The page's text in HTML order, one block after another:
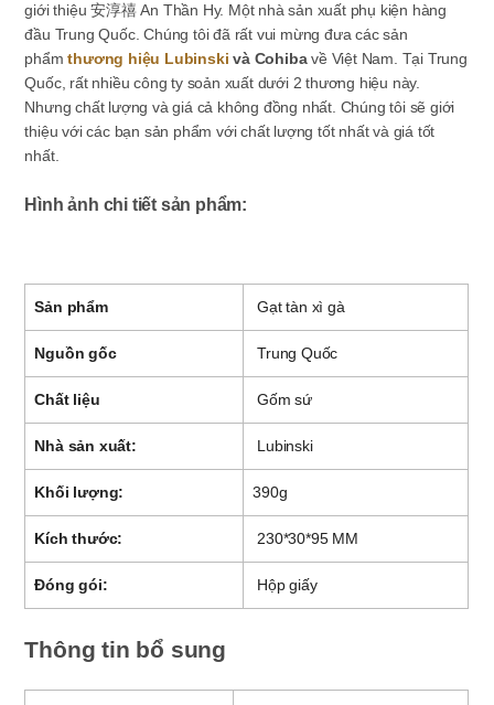
giới thiệu 安淳禧 An Thần Hy. Một nhà sản xuất phụ kiện hàng
đầu Trung Quốc. Chúng tôi đã rất vui mừng đưa các sản
phẩmthương hiệu Lubinski và Cohibavề Việt Nam. Tại Trung
Quốc, rất nhiều công ty soản xuất dưới 2 thương hiệu này.
Nhưng chất lượng và giá cả không đồng nhất. Chúng tôi sẽ giới
thiệu với các bạn sản phẩm với chất lượng tốt nhất và giá tốt
nhất.
Hình ảnh chi tiết sản phẩm:
Sản phẩm Gạt tàn xì gà
Nguồn gốc Trung Quốc
Chất liệu Gốm sứ
Nhà sản xuất: Lubinski
Khối lượng: 390g
Kích thước: 230*30*95 MM
Đóng gói: Hộp giấy
Thông tin bổ sung